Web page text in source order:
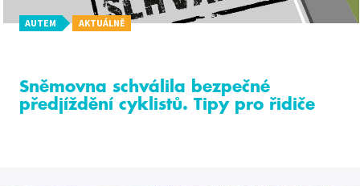
AUTEM AKTUÁLNĚ
Sněmovna schválila bezpečné
předjíždění cyklistů. Tipy pro řidiče